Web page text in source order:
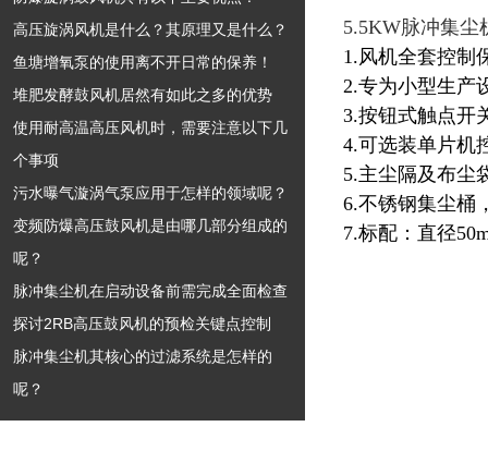
高压旋涡风机是什么？其原理又是什么？
鱼塘增氧泵的使用离不开日常的保养！
堆肥发酵鼓风机居然有如此之多的优势
使用耐高温高压风机时，需要注意以下几
个事项
污水曝气漩涡气泵应用于怎样的领域呢？
变频防爆高压鼓风机是由哪几部分组成的
呢？
脉冲集尘机在启动设备前需完成全面检查
探讨2RB高压鼓风机的预检关键点控制
脉冲集尘机其核心的过滤系统是怎样的
呢？
5.5KW脉冲集尘
1.风机全套控制
2.专为小型生产
3.按钮式触点开
4.可选装单片机
5.主尘隔及布尘
6.不锈钢集尘桶
7.标配：直径